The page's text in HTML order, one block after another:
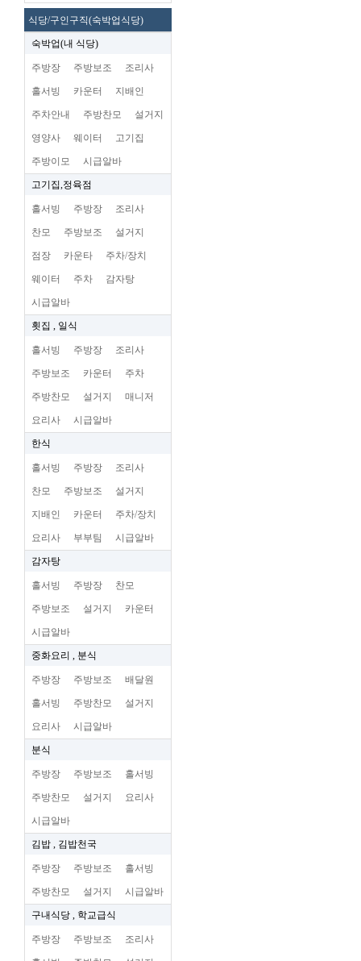
식당/구인구직(숙박업식당)
숙박업(내 식당)
주방장 주방보조 조리사
홀서빙 카운터 지배인
주차안내 주방찬모 설거지
영양사 웨이터 고기집
주방이모 시급알바
고기집,정육점
홀서빙 주방장 조리사
찬모 주방보조 설거지
점장 카운타 주차/장치
웨이터 주차 감자탕
시급알바
횟집 , 일식
홀서빙 주방장 조리사
주방보조 카운터 주차
주방찬모 설거지 매니저
요리사 시급알바
한식
홀서빙 주방장 조리사
찬모 주방보조 설거지
지배인 카운터 주차/장치
요리사 부부팀 시급알바
감자탕
홀서빙 주방장 찬모
주방보조 설거지 카운터
시급알바
중화요리 , 분식
주방장 주방보조 배달원
홀서빙 주방찬모 설거지
요리사 시급알바
분식
주방장 주방보조 홀서빙
주방찬모 설거지 요리사
시급알바
김밥 , 김밥천국
주방장 주방보조 홀서빙
주방찬모 설거지 시급알바
구내식당 , 학교급식
주방장 주방보조 조리사